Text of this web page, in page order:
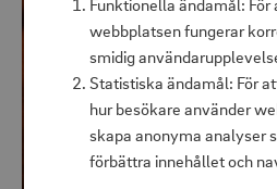
Funktionella ändamål:
webbplatsen fungerar
smidig
Statistiska ändamål: För
hur besökare använder
skapa anonyma analyser
förbättra innehållet och